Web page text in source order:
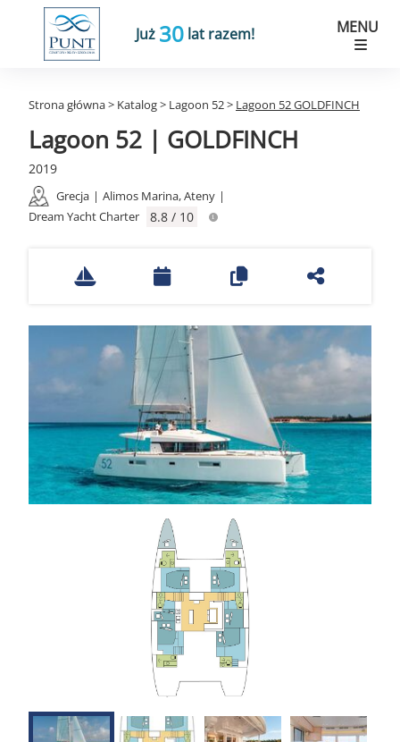
Już 30 lat razem! MENU
Strona główna> Katalog> Lagoon 52> Lagoon 52 GOLDFINCH
Lagoon 52 | GOLDFINCH
2019
Grecja | Alimos Marina, Ateny |
Dream Yacht Charter
8.8 / 10